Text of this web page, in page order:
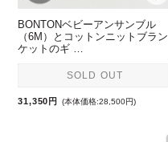
BONTONベビーアンサンブル
（6M）とコットンニットブラン
ケットのギ …
SOLD OUT
31,350円 (本体価格:28,500円)